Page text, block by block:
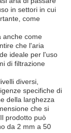
in settori in cui
come
anche come
che l'aria
ideale per l'uso
di filtrazione
diversi,
specifiche di
della larghezza
che si
prodotto può
da 2 mm a 50